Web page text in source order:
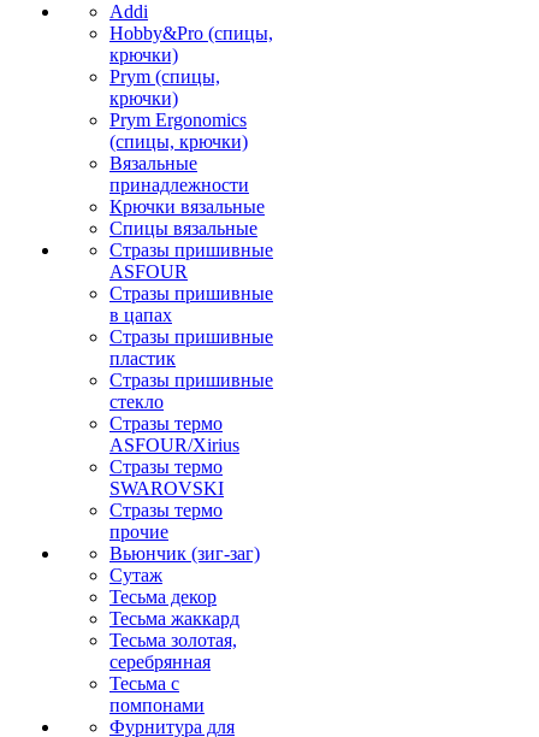
Addi
Hobby&Pro (спицы,
крючки)
Prym (спицы,
крючки)
Prym Ergonomics
(спицы, крючки)
Вязальные
принадлежности
Крючки вязальные
Спицы вязальные
Стразы пришивные
ASFOUR
Стразы пришивные
в цапах
Стразы пришивные
пластик
Стразы пришивные
стекло
Стразы термо
ASFOUR/Xirius
Стразы термо
SWAROVSKI
Стразы термо
прочие
Вьюнчик (зиг-заг)
Сутаж
Тесьма декор
Тесьма жаккард
Тесьма золотая,
серебрянная
Тесьма с
помпонами
Фурнитура для